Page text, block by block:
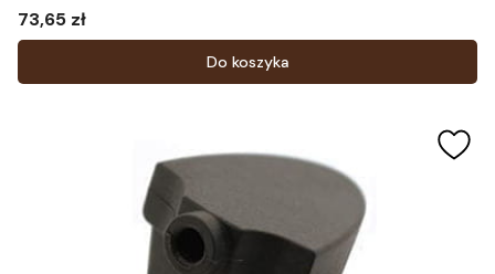
Cena
73,65 zł
Do koszyka